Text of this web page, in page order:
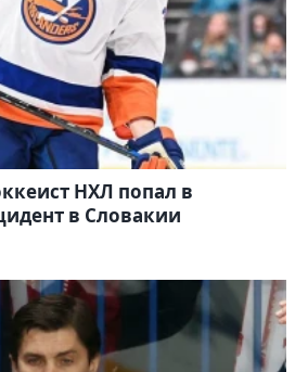
НХЛ попал в
в Словакии